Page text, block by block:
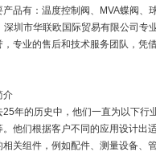
产品有：温度控制阀、MVA蝶阀
圳市华联欧国际贸易有限公司专
专业的售后和技术服务团队，
介
25年的历史中，他们一直为以下
他们根据客户不同的应用设计出
关组件，例如配件、测量设备